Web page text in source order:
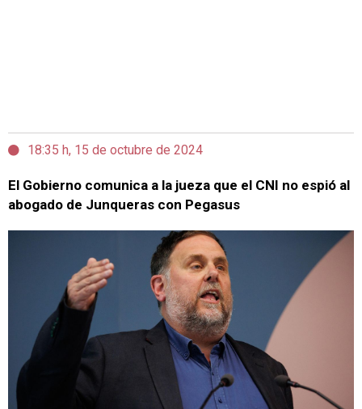
18:35 h, 15 de octubre de 2024
El Gobierno comunica a la jueza que el CNI no espió al
abogado de Junqueras con Pegasus